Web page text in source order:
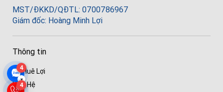
4
▾
4
MST/ĐKKD/QĐTL: 0700786967
Giám đốc: Hoàng Minh Lợi
Thông tin
Về Huê Lợi
Liên Hệ